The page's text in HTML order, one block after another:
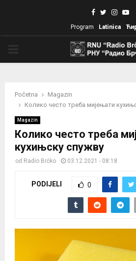
Facebook
Twitter
Program Latinica
Početna
Magazin
Колико често треба мијењати
Magazin
Колико често треба
кухињску спужву
od Radio Brčko 03.12.2021 - 08:18
PODIJELI 0